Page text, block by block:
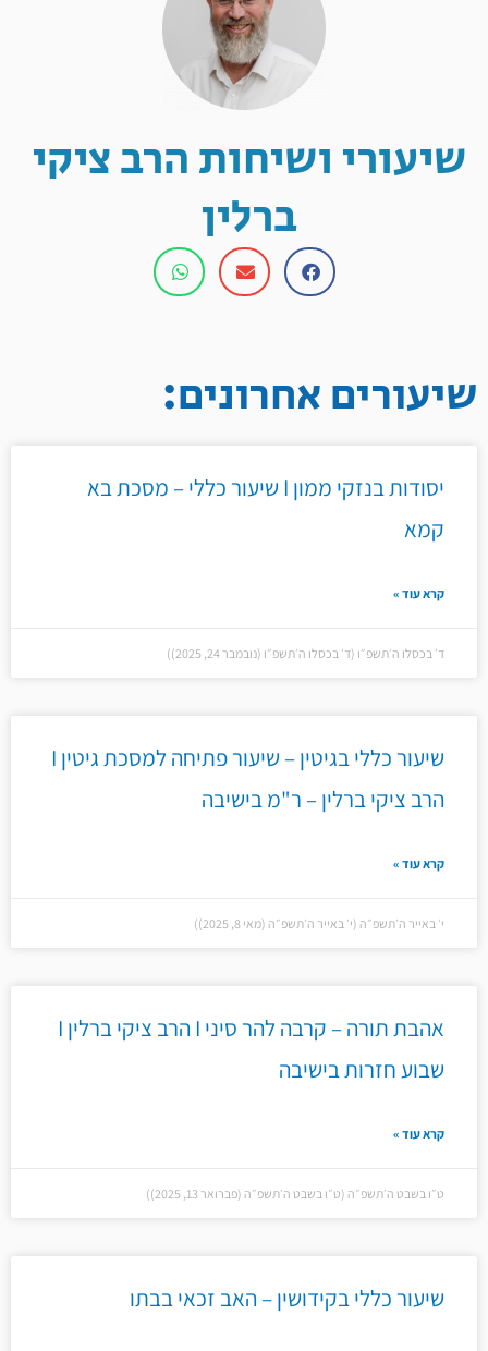
שיעורי ושיחות הרב ציקי
ברלין
שיעורים אחרונים:
יסודות בנזקי ממון I שיעור כללי – מסכת בא
קמא
קרא עוד »
ד׳ בכסלו ה׳תשפ״ו (ד׳ בכסלו ה׳תשפ״ו (נובמבר 24, 2025))
שיעור כללי בגיטין – שיעור פתיחה למסכת גיטין I
הרב ציקי ברלין – ר"מ בישיבה
קרא עוד »
י׳ באייר ה׳תשפ״ה (י׳ באייר ה׳תשפ״ה (מאי 8, 2025))
אהבת תורה – קרבה להר סיני I הרב ציקי ברלין I
שבוע חזרות בישיבה
קרא עוד »
ט״ו בשבט ה׳תשפ״ה (ט״ו בשבט ה׳תשפ״ה (פברואר 13, 2025))
שיעור כללי בקידושין – האב זכאי בבתו